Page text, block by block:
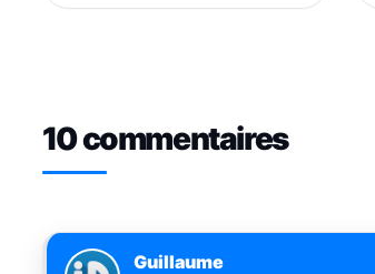
10 commentaires
Guillaume